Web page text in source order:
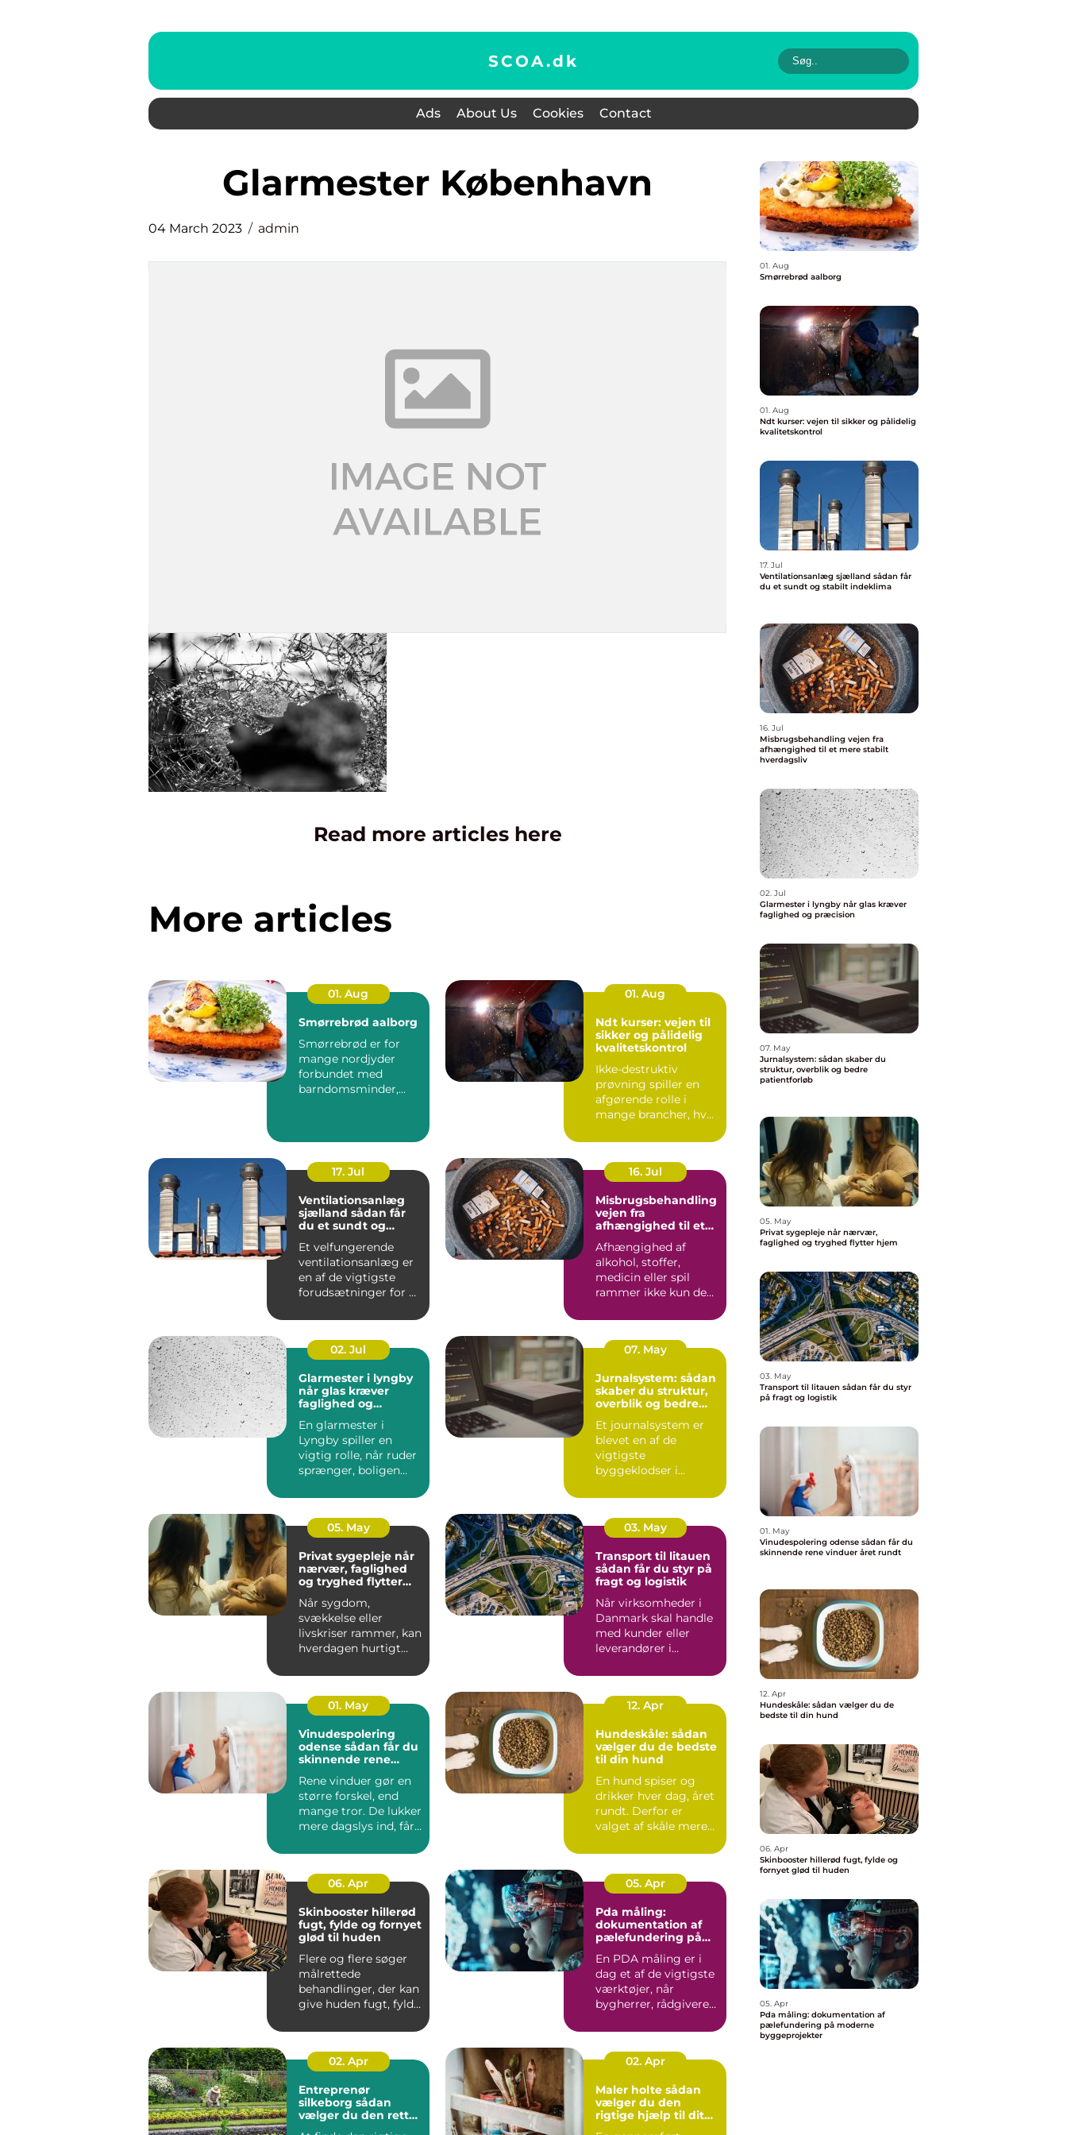
SCOA.dk
Ads About Us Cookies Contact
glarmester København
04 March 2023 admin
Read more articles here
More articles
01. Aug
Smørrebrød aalborg
Smørrebrød er for
mange nordjyder
forbundet med
barndomsminder,
01. Aug
Ndt kurser: vejen til
sikker og pålidelig
kvalitetskontrol
Ikke-destruktiv
prøvning spiller en
afgørende rolle i
mange brancher, hvor
d...
17. Jul
Ventilationsanlæg
sjælland sådan får
du et sundt og
Et velfungerende
ventilationsanlæg er
en af de vigtigste
forudsætninger for et
16. Jul
Misbrugsbehandling
vejen fra
afhængighed til et
hverdagsliv
Afhængighed af
alkohol, stoffer,
medicin eller spil
rammer ikke kun den
arbe...
02. Jul
Glarmester i lyngby
når glas kræver
faglighed og
En glarmester i
Lyngby spiller en
vigtig rolle, når ruder
sprænger, boligen
el...
07. May
Jurnalsystem: sådan
skaber du struktur,
overblik og bedre
Et journalsystem er
blevet en af de
vigtigste
byggeklodser i
sundhedsvæsen. Når
læger, klini...
05. May
Privat sygepleje når
nærvær, faglighed
og tryghed flytter
Når sygdom,
svækkelse eller
livskriser rammer, kan
hverdagen hurtigt
Mange oplev...
03. May
Transport til litauen
sådan får du styr på
fragt og logistik
Når virksomheder i
Danmark skal handle
med kunder eller
leverandører i
transport t...
01. May
Vinudespolering
odense sådan får du
skinnende rene
Rene vinduer gør en
større forskel, end
mange tror. De lukker
mere dagslys ind, får
12. Apr
Hundeskåle: sådan
vælger du de bedste
til din hund
En hund spiser og
drikker hver dag, året
rundt. Derfor er
valget af skåle mere
06. Apr
Skinbooster hillerød
fugt, fylde og fornyet
glød til huden
Flere og flere søger
målrettede
behandlinger, der kan
give huden fugt, fylde
ændre a...
05. Apr
Pda måling:
dokumentation af
pælefundering på
byggeprojekter
En PDA måling er i
dag et af de vigtigste
værktøjer, når
bygherrer, rådgivere
s...
02. Apr
Entreprenør
silkeborg sådan
vælger du den rette
02. Apr
Maler holte sådan
vælger du den
rigtige hjælp til dit
01. Aug
Smørrebrød aalborg
01. Aug
Ndt kurser: vejen til sikker og pålidelig
kvalitetskontrol
17. Jul
Ventilationsanlæg sjælland sådan får
du et sundt og stabilt indeklima
16. Jul
Misbrugsbehandling vejen fra
afhængighed til et mere stabilt
hverdagsliv
02. Jul
Glarmester i lyngby når glas kræver
faglighed og præcision
07. May
Jurnalsystem: sådan skaber du
struktur, overblik og bedre
patientforløb
05. May
Privat sygepleje når nærvær,
faglighed og tryghed flytter hjem
03. May
Transport til litauen sådan får du styr
på fragt og logistik
01. May
Vinudespolering odense sådan får du
skinnende rene vinduer året rundt
12. Apr
Hundeskåle: sådan vælger du de
bedste til din hund
06. Apr
Skinbooster hillerød fugt, fylde og
fornyet glød til huden
05. Apr
Pda måling: dokumentation af
pælefundering på moderne
byggeprojekter